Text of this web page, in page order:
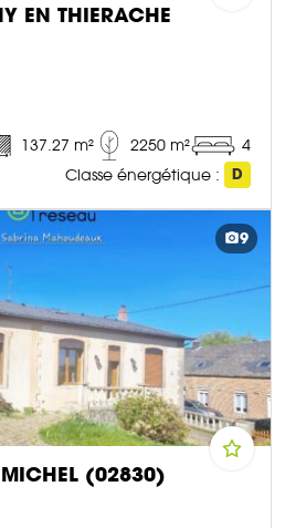
EN THIERACHE
137.27 m² 2250 m²
4
Classe énergétique :
D
9
(02830)